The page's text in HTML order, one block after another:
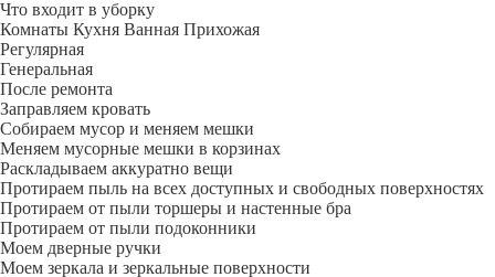
Что входит в уборку
Регу­лярная
Гене­ральная
После ремонта
Заправляем кровать
Собираем мусор и меняем мешки
Меняем мусорные мешки в корзинах
Раскладываем аккуратно вещи
Протираем пыль на всех доступных и свободных поверхностях
Протираем от пыли торшеры и настенные бра
Протираем от пыли подоконники
Моем дверные ручки
Моем зеркала и зеркальные поверхности